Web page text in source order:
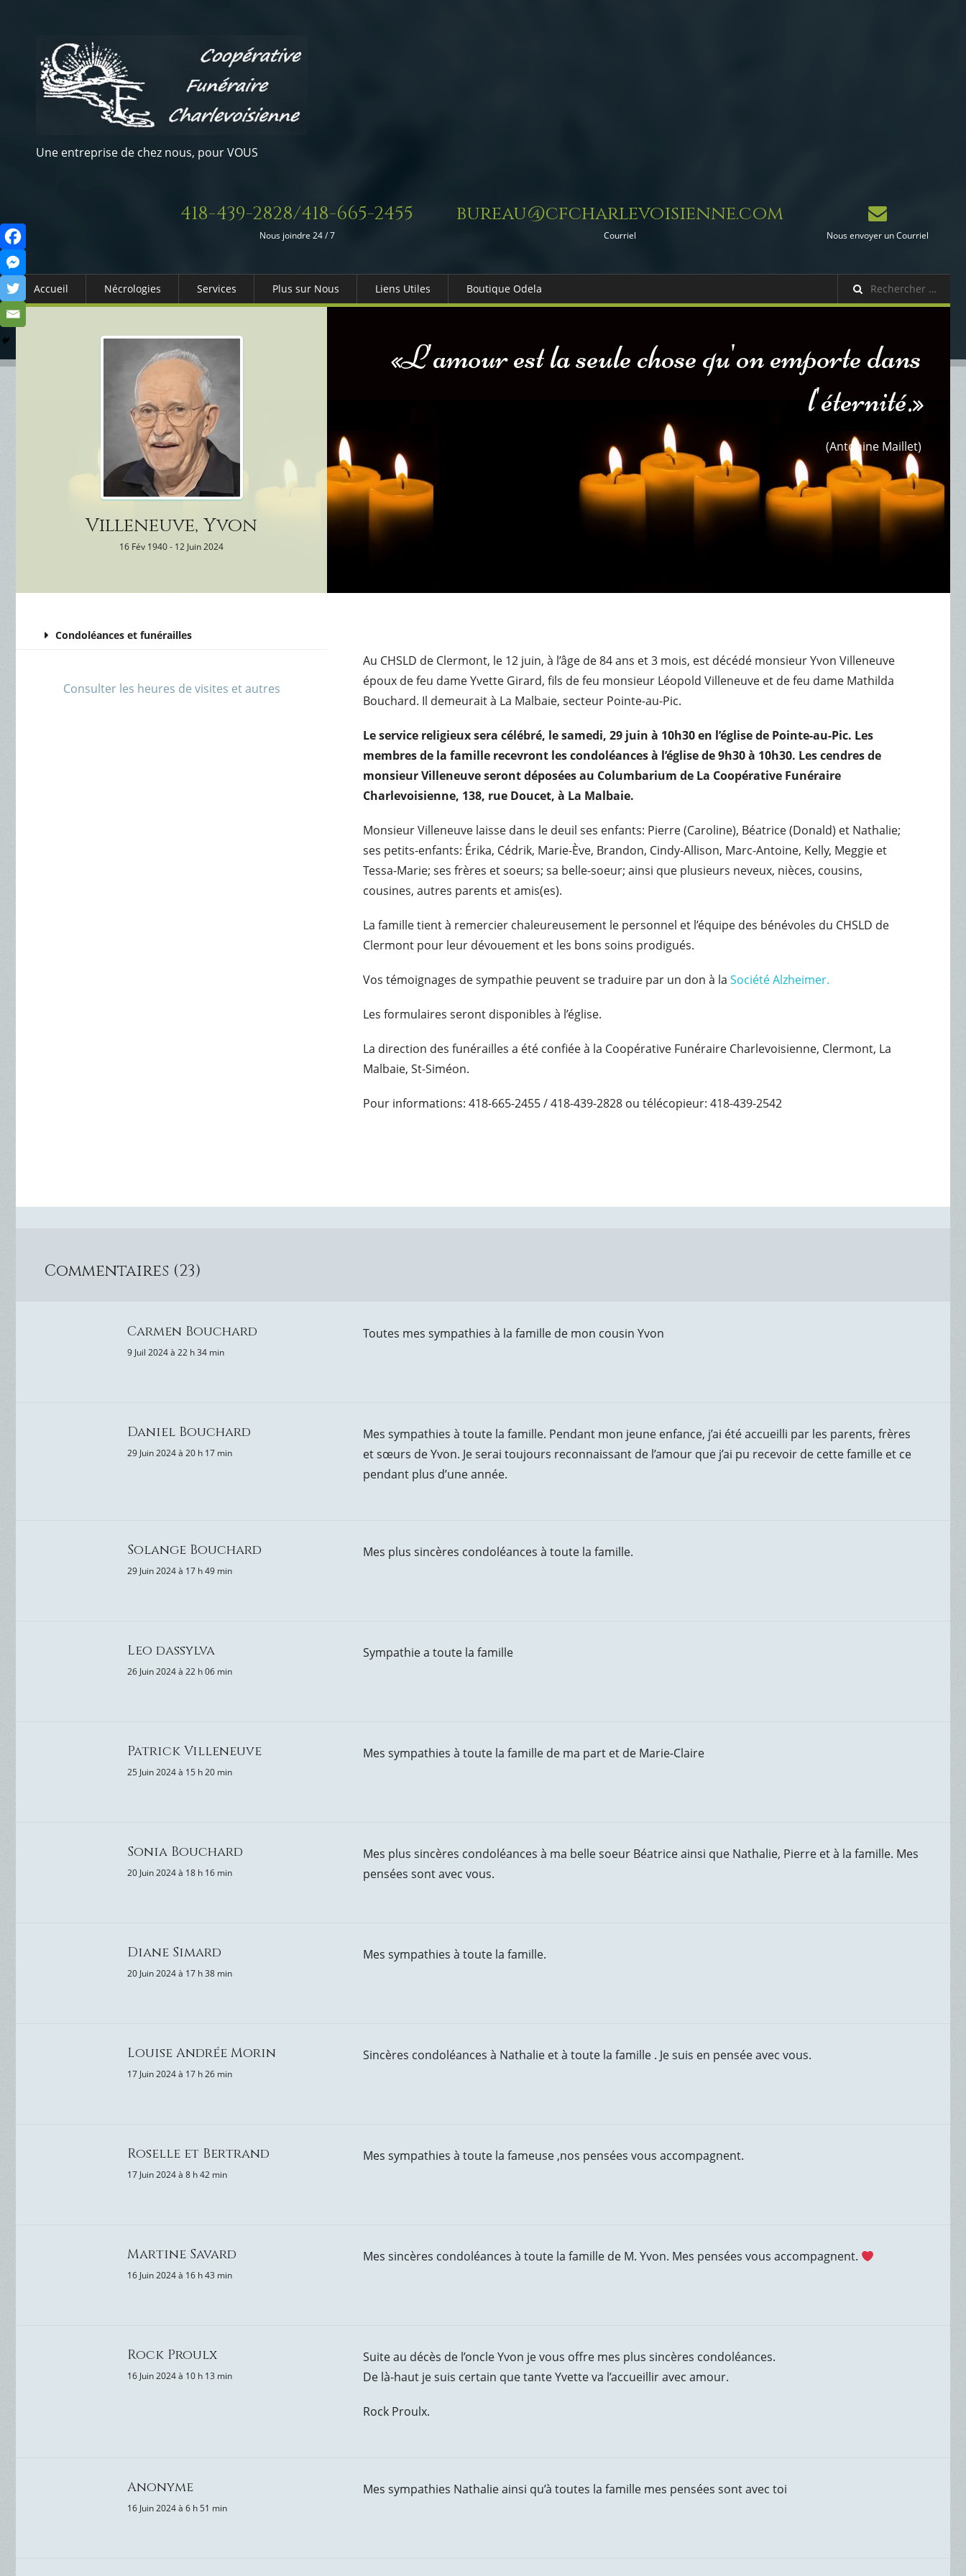
Une entreprise de chez nous, pour VOUS
418-439-2828/418-665-2455
Nous joindre 24 / 7
bureau@cfcharlevoisienne.com
Courriel Nous envoyer un Courriel
Accueil Nécrologies Services
Columbarium
Services Funéraires
Plus sur Nous Liens Utiles
Services Gouv. et Autres
Boutique Odela
Villeneuve, Yvon
16 Fév 1940 - 12 Juin 2024
«L'amour est la seule chose qu'on emporte dans
l'éternité.»
(Antonine Maillet)
Condoléances et funérailles
Consulter les heures de visites et autres
Au CHSLD de Clermont, le 12 juin, à l’âge de 84 ans et 3 mois, est décédé monsieur Yvon Villeneuve
époux de feu dame Yvette Girard, fils de feu monsieur Léopold Villeneuve et de feu dame Mathilda
Bouchard. Il demeurait à La Malbaie, secteur Pointe-au-Pic.
Le service religieux sera célébré, le samedi, 29 juin à 10h30 en l’église de Pointe-au-Pic. Les
membres de la famille recevront les condoléances à l’église de 9h30 à 10h30. Les cendres de
monsieur Villeneuve seront déposées au Columbarium de La Coopérative Funéraire
Charlevoisienne, 138, rue Doucet, à La Malbaie.
Monsieur Villeneuve laisse dans le deuil ses enfants: Pierre (Caroline), Béatrice (Donald) et Nathalie;
ses petits-enfants: Érika, Cédrik, Marie-Ève, Brandon, Cindy-Allison, Marc-Antoine, Kelly, Meggie et
Tessa-Marie; ses frères et soeurs; sa belle-soeur; ainsi que plusieurs neveux, nièces, cousins,
cousines, autres parents et amis(es).
La famille tient à remercier chaleureusement le personnel et l’équipe des bénévoles du CHSLD de
Clermont pour leur dévouement et les bons soins prodigués.
Vos témoignages de sympathie peuvent se traduire par un don à laSociété Alzheimer.
Les formulaires seront disponibles à l’église.
La direction des funérailles a été confiée à la Coopérative Funéraire Charlevoisienne, Clermont, La
Malbaie, St-Siméon.
Pour informations: 418-665-2455 / 418-439-2828 ou télécopieur: 418-439-2542
Commentaires (23)
Carmen Bouchard
9 Juil 2024 à 22 h 34 min
Toutes mes sympathies à la famille de mon cousin Yvon
Daniel Bouchard
29 Juin 2024 à 20 h 17 min
Mes sympathies à toute la famille. Pendant mon jeune enfance, j’ai été accueilli par les parents, frères
et sœurs de Yvon. Je serai toujours reconnaissant de l’amour que j’ai pu recevoir de cette famille et ce
pendant plus d’une année.
Solange Bouchard
29 Juin 2024 à 17 h 49 min
Mes plus sincères condoléances à toute la famille.
Leo dassylva
26 Juin 2024 à 22 h 06 min
Sympathie a toute la famille
Patrick Villeneuve
25 Juin 2024 à 15 h 20 min
Mes sympathies à toute la famille de ma part et de Marie-Claire
Sonia Bouchard
20 Juin 2024 à 18 h 16 min
Mes plus sincères condoléances à ma belle soeur Béatrice ainsi que Nathalie, Pierre et à la famille. Mes
pensées sont avec vous.
Diane Simard
20 Juin 2024 à 17 h 38 min
Mes sympathies à toute la famille.
Louise Andrée Morin
17 Juin 2024 à 17 h 26 min
Sincères condoléances à Nathalie et à toute la famille . Je suis en pensée avec vous.
Roselle et Bertrand
17 Juin 2024 à 8 h 42 min
Mes sympathies à toute la fameuse ,nos pensées vous accompagnent.
Martine Savard
16 Juin 2024 à 16 h 43 min
Mes sincères condoléances à toute la famille de M. Yvon. Mes pensées vous accompagnent.
Rock Proulx
16 Juin 2024 à 10 h 13 min
Suite au décès de l’oncle Yvon je vous offre mes plus sincères condoléances.
De là-haut je suis certain que tante Yvette va l’accueillir avec amour.
Rock Proulx.
Anonyme
16 Juin 2024 à 6 h 51 min
Mes sympathies Nathalie ainsi qu’à toutes la famille mes pensées sont avec toi